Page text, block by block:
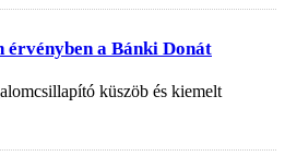
a Bánki Donát
küszöb és kiemelt